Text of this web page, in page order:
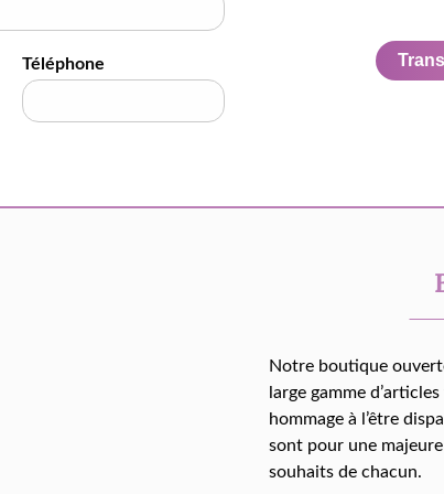
Téléphone
Notre boutique
large gamme
hommage à l’être
sont pour une
souhaits de chacun.